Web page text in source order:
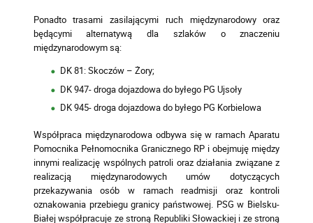
Ponadto trasami zasilającymi ruch międzynarodowy oraz
będącymi alternatywą dla szlaków o znaczeniu
międzynarodowym są:
DK 81: Skoczów – Żory;
DK 947- droga dojazdowa do byłego PG Ujsoły
DK 945- droga dojazdowa do byłego PG Korbielowa
Współpraca międzynarodowa odbywa się w ramach Aparatu
Pomocnika Pełnomocnika Granicznego RP i obejmuję między
innymi realizację wspólnych patroli oraz działania związane z
realizacją międzynarodowych umów dotyczących
przekazywania osób w ramach readmisji oraz kontroli
oznakowania przebiegu granicy państwowej. PSG w Bielsku-
Białej współpracuje ze stroną Republiki Słowackiej i ze stroną